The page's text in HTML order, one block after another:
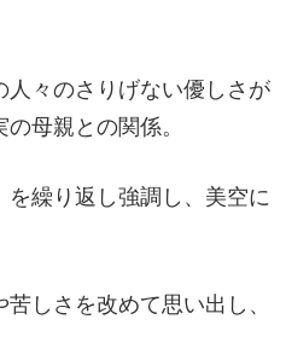
々のさりげない優しさが
母親との関係。
繰り返し強調し、美空に
しさを改めて思い出し、